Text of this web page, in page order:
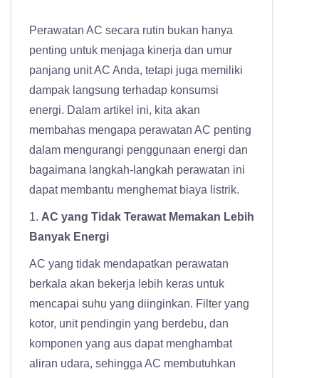
Perawatan AC secara rutin bukan hanya
penting untuk menjaga kinerja dan umur
panjang unit AC Anda, tetapi juga memiliki
dampak langsung terhadap konsumsi
energi. Dalam artikel ini, kita akan
membahas mengapa perawatan AC penting
dalam mengurangi penggunaan energi dan
bagaimana langkah-langkah perawatan ini
dapat membantu menghemat biaya listrik.
1. AC yang Tidak Terawat Memakan Lebih
Banyak Energi
AC yang tidak mendapatkan perawatan
berkala akan bekerja lebih keras untuk
mencapai suhu yang diinginkan. Filter yang
kotor, unit pendingin yang berdebu, dan
komponen yang aus dapat menghambat
aliran udara, sehingga AC membutuhkan